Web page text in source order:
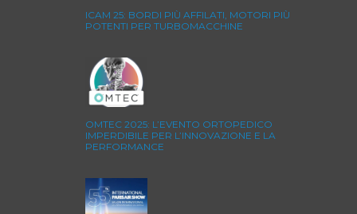
ICAM 25: BORDI PIÙ AFFILATI, MOTORI PIÙ
POTENTI PER TURBOMACCHINE
OMTEC 2025: L’EVENTO ORTOPEDICO
IMPERDIBILE PER L’INNOVAZIONE E LA
PERFORMANCE